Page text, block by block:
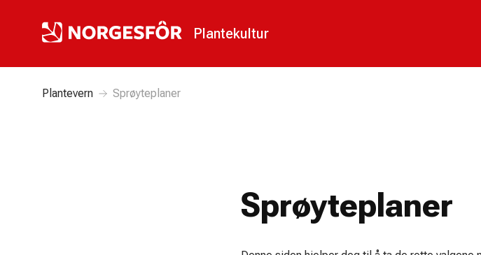
Plantekultur
Plantevern Sprøyteplaner
Sprøyteplaner